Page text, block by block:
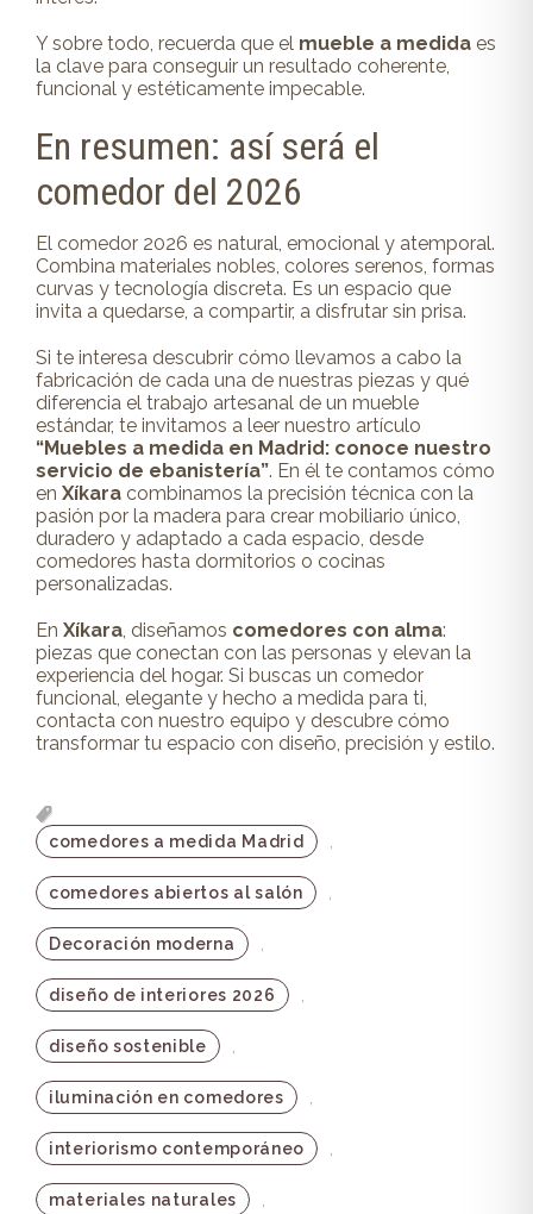
Y sobre todo, recuerda que el mueble a medida es
la clave para conseguir un resultado coherente,
funcional y estéticamente impecable.
En resumen: así será el
comedor del 2026
El comedor 2026 es natural, emocional y atemporal.
Combina materiales nobles, colores serenos, formas
curvas y tecnología discreta. Es un espacio que
invita a quedarse, a compartir, a disfrutar sin prisa.
Si te interesa descubrir cómo llevamos a cabo la
fabricación de cada una de nuestras piezas y qué
diferencia el trabajo artesanal de un mueble
estándar, te invitamos a leer nuestro artículo
“Muebles a medida en Madrid: conoce nuestro
servicio de ebanistería”. En él te contamos cómo
en Xíkara combinamos la precisión técnica con la
pasión por la madera para crear mobiliario único,
duradero y adaptado a cada espacio, desde
comedores hasta dormitorios o cocinas
personalizadas.
En Xíkara, diseñamos comedores con alma:
piezas que conectan con las personas y elevan la
experiencia del hogar. Si buscas un comedor
funcional, elegante y hecho a medida para ti,
contacta con nuestro equipo y descubre cómo
transformar tu espacio con diseño, precisión y estilo.
comedores a medida Madrid ,
comedores abiertos al salón ,
Decoración moderna ,
diseño de interiores 2026 ,
diseño sostenible ,
iluminación en comedores ,
interiorismo contemporáneo ,
materiales naturales ,